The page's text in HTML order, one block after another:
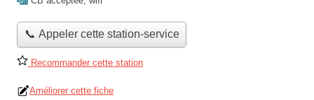
📞 Appeler cette station-service
Recommander cette station
Améliorer cette fiche